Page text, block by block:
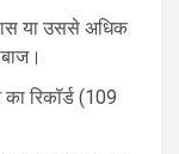
या उससे अधिक
रिकॉर्ड (109